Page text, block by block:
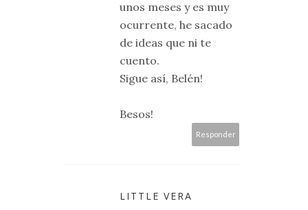
unos meses y es muy
ocurrente, he sacado
de ideas que ni te
cuento.
Sigue así, Belén!
Besos!
Responder
LITTLE VERA